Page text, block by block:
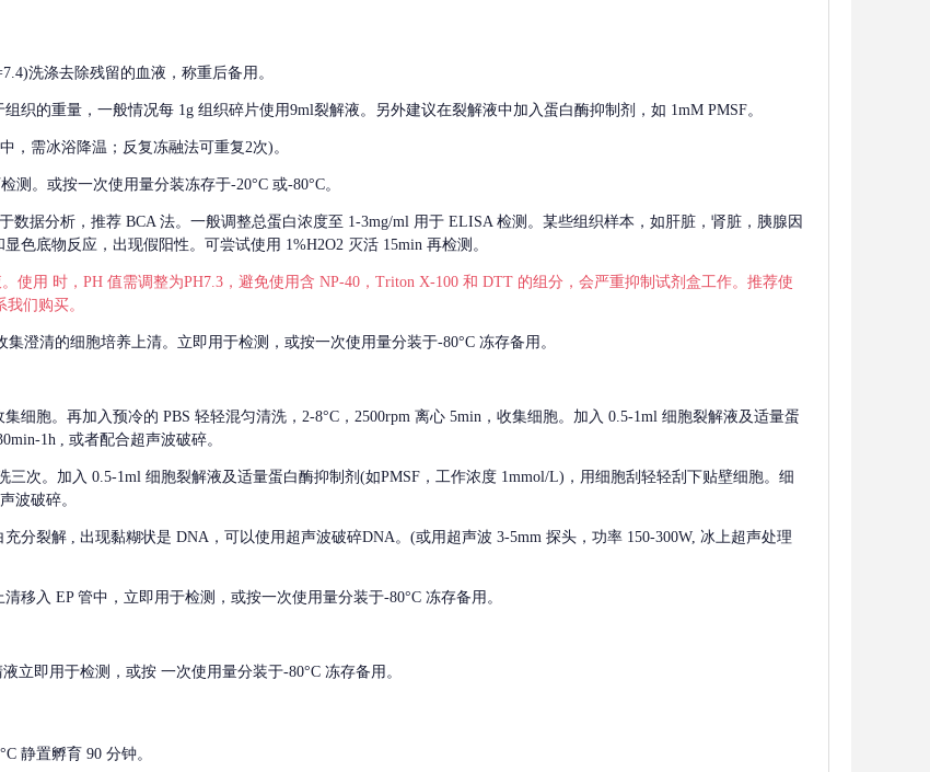
洗涤去除残留的血液，称重后备用。
织的重量，一般情况每 1g 组织碎片使用9ml裂解液。另外建议在裂解液中加入蛋白酶抑制剂，如 1mM PMSF。
，需冰浴降温；反复冻融法可重复2次)。
测。或按一次使用量分装冻存于-20°C 或-80°C。
数据分析，推荐 BCA 法。一般调整总蛋白浓度至 1-3mg/ml 用于 ELISA 检测。某些组织样本，如肝脏，肾脏，胰腺因
色底物反应，出现假阳性。可尝试使用 1%H2O2 灭活 15min 再检测。
使用 时，PH 值需调整为PH7.3，避免使用含 NP-40，Triton X-100 和 DTT 的组分，会严重抑制试剂盒工作。推荐使
们购买。
集澄清的细胞培养上清。立即用于检测，或按一次使用量分装于-80°C 冻存备用。
集细胞。再加入预冷的 PBS 轻轻混匀清洗，2-8°C，2500rpm 离心 5min，收集细胞。加入 0.5-1ml 细胞裂解液及适量蛋
1h , 或者配合超声波破碎。
三次。加入 0.5-1ml 细胞裂解液及适量蛋白酶抑制剂(如PMSF，工作浓度 1mmol/L)，用细胞刮轻轻刮下贴壁细胞。细
波破碎。
充分裂解 , 出现黏糊状是 DNA，可以使用超声波破碎DNA。(或用超声波 3-5mm 探头，功率 150-300W, 冰上超声处理
清移入 EP 管中，立即用于检测，或按一次使用量分装于-80°C 冻存备用。
立即用于检测，或按 一次使用量分装于-80°C 冻存备用。
静置孵育 90 分钟。